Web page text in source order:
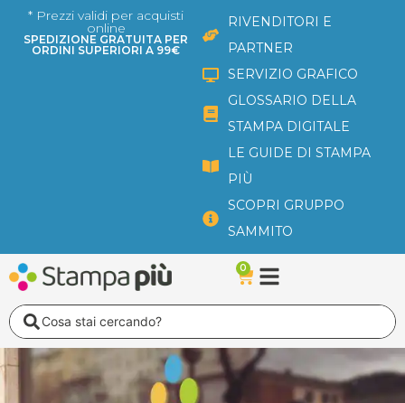
* Prezzi validi per acquisti
online
SPEDIZIONE GRATUITA PER
ORDINI SUPERIORI A 99€
RIVENDITORI E
PARTNER
SERVIZIO GRAFICO
GLOSSARIO DELLA
STAMPA DIGITALE
LE GUIDE DI STAMPA
PIÙ
SCOPRI GRUPPO
SAMMITO
0
Carrello
Search
...